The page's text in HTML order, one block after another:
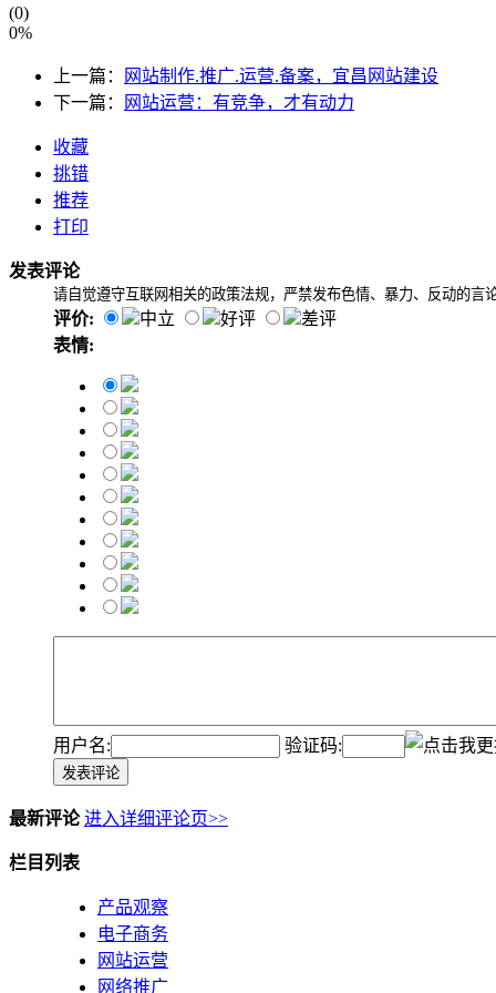
(0)
0%
上一篇：
网站制作.推广.运营.备案，宜昌网站建设
下一篇：
网站运营：有竞争，才有动力
收藏
挑错
推荐
打印
发表评论
请自觉遵守互联网相关的政策法规，严禁发布色情、暴力、反动的言
评价: 中立 好评
差评
表情:
用户名: 验证码:
发表评论
最新评论 进入详细评论页>>
栏目列表
产品观察
电子商务
网站运营
网络推广